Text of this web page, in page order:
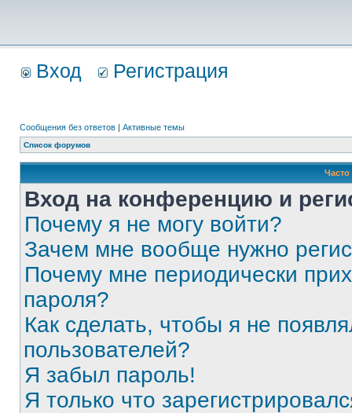
Вход Регистрация
Сообщения без ответов | Активные темы
Список форумов
Вход на конференцию и
Почему я не могу войти?
Зачем мне вообще нужно
Почему мне периодически
пароля?
Как сделать, чтобы я не
пользователей?
Я забыл пароль!
Я только что